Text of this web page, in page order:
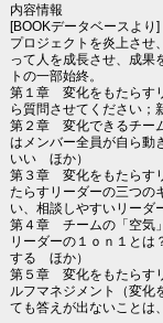
内容情報
[BOOKデータベースより]
プロジェクトを炎上させ
って人を成長させ、成果
トの一部始終。
第１章 変化をもたらす
ら質問させてください；
第２章 変化できるチー
はメンバー全員が自ら動
いい ほか）
第３章 変化をもたらす
たらすリーダーの三つ
い、相談しやすいリーダ
第４章 チームの「空気
リーダーの１ｏｎ１とは
する ほか）
第５章 変化をもたらす
ルフマネジメント（変化
ても答えが出ないことは